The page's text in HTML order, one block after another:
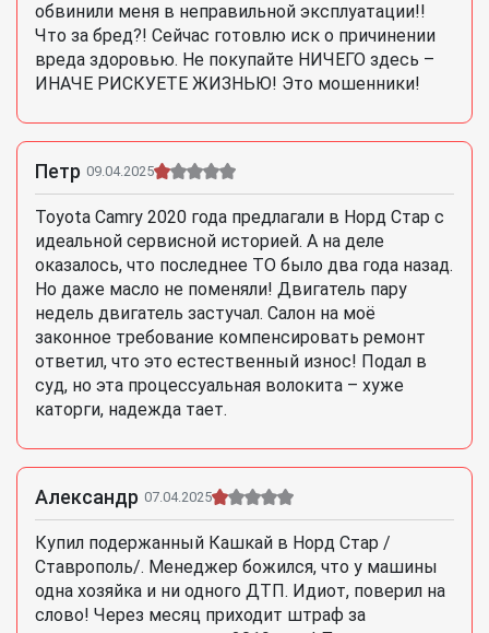
обвинили меня в неправильной эксплуатации!!
Что за бред?! Сейчас готовлю иск о причинении
вреда здоровью. Не покупайте НИЧЕГО здесь –
ИНАЧЕ РИСКУЕТЕ ЖИЗНЬЮ! Это мошенники!
Петр 09.04.2025
Toyota Camry 2020 года предлагали в Норд Стар с
идеальной сервисной историей. А на деле
оказалось, что последнее ТО было два года назад.
Но даже масло не поменяли! Двигатель пару
недель двигатель застучал. Салон на моё
законное требование компенсировать ремонт
ответил, что это естественный износ! Подал в
суд, но эта процессуальная волокита – хуже
каторги, надежда тает.
Александр 07.04.2025
Купил подержанный Кашкай в Норд Стар /
Ставрополь/. Менеджер божился, что у машины
одна хозяйка и ни одного ДТП. Идиот, поверил на
слово! Через месяц приходит штраф за